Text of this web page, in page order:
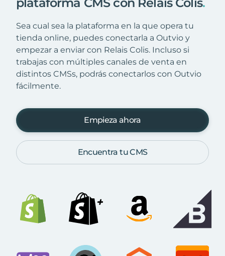
Sea cual sea la plataforma en la que opera tu
tienda online, puedes conectarla a Outvio y
empezar a enviar con Relais Colis. Incluso si
trabajas con múltiples canales de venta en
distintos CMSs, podrás conectarlos con Outvio
fácilmente.
Empieza ahora
Encuentra tu CMS